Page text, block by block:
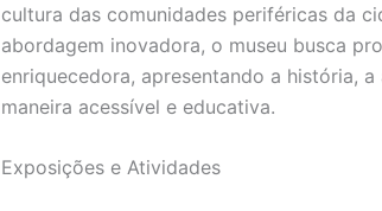
cultura das comunidades periféricas da
abordagem inovadora, o museu busca
enriquecedora, apresentando a história,
maneira acessível e educativa.
Exposições e Atividades